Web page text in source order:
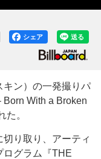
送る
シェア
ン）の一発撮りパ
With a Broken
た。
り取り、アーティ
ログラム『THE